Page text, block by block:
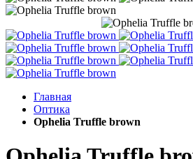
Главная
Оптика
Ophelia Truffle brown